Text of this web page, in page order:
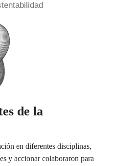
de la
en diferentes disciplinas,
y accionar colaboraron para